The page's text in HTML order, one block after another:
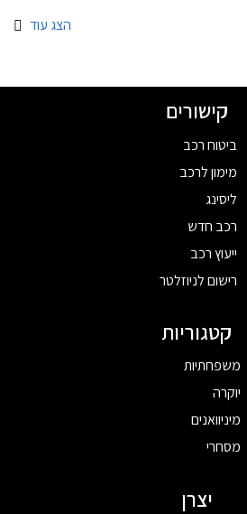
הצג עוד
קישורים
ביטוח רכב
מימון לרכב
ליסינג
רכב חדש
ייעוץ רכב
רישום לניוזלטר
קטגוריות
משפחתיות
יוקרה
מיניוואנים
מסחרי
יצרן